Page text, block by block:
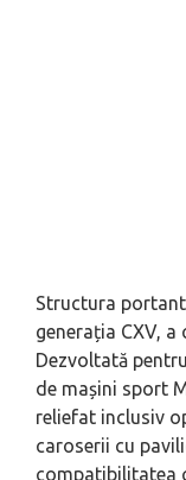
Structura
generația CXV,
Dezvoltată
de mașini sport
reliefat inclusiv
caroserii cu
compatibilitatea